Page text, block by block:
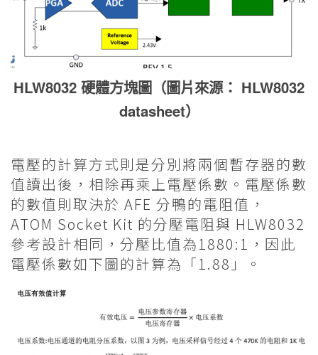
HLW8032 硬體方塊圖（圖片來源： HLW8032
datasheet）
電壓的計算方式則是分別將兩個暫存器的數
值讀出後，相除再乘上電壓係數。電壓係數
的數值則取決於 AFE 分鴨的電阻值，
ATOM Socket Kit 的分壓電阻與 HLW8032
參考設計相同，分壓比值為1880:1，因此
電壓係數如下圖的計算為「1.88」。